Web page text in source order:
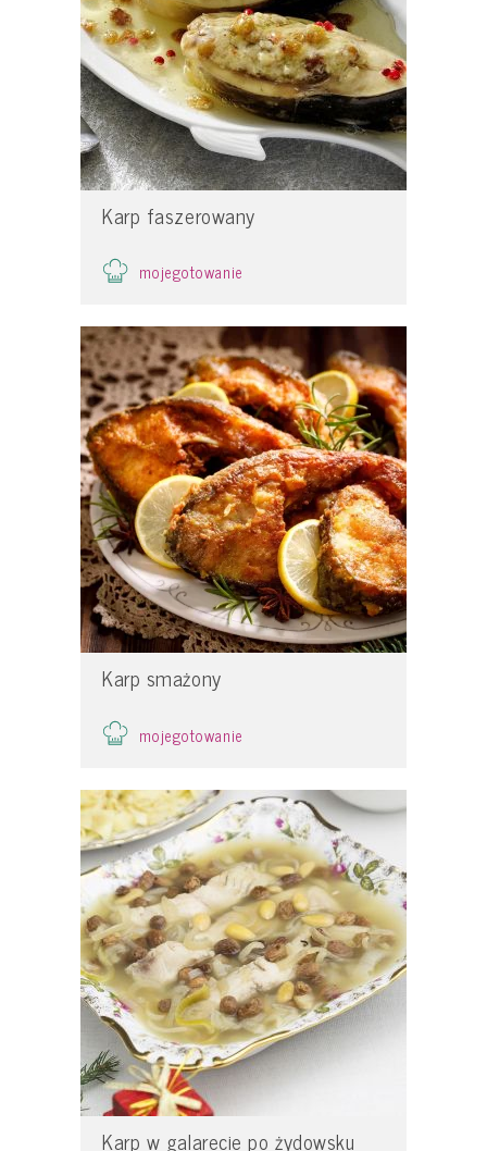
Karp faszerowany
mojegotowanie
Karp smażony
mojegotowanie
Karp w galarecie po żydowsku